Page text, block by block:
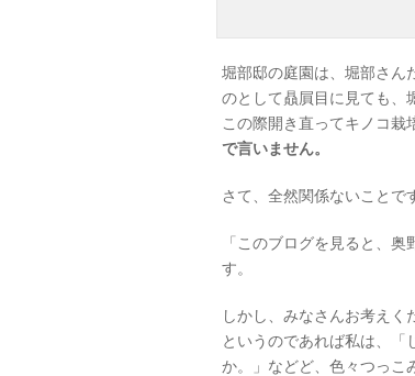
堀部邸の庭園は、堀部さん
のとして贔屓目に見ても、
この際開き直ってキノコ栽
で言いません。
さて、全然関係ないことで
「このブログを見ると、
す。
しかし、みなさんお考えく
というのであれば私は、「
か。」などど、色々つっこ